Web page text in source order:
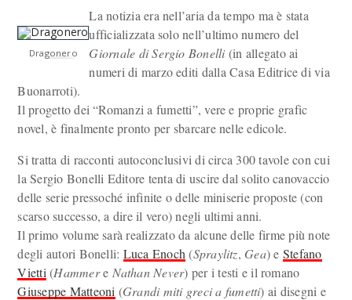
Dragonero
La notizia era nell’aria da tempo ma è stata
ufficializzata solo nell’ultimo numero del
Giornale di Sergio Bonelli(in allegato ai
numeri di marzo editi dalla Casa Editrice di via
Buonarroti).
Il progetto dei “Romanzi a fumetti”, vere e proprie grafic
novel, è finalmente pronto per sbarcare nelle edicole.
Si tratta di racconti autoconclusivi di circa 300 tavole con cui
la Sergio Bonelli Editore tenta di uscire dal solito canovaccio
delle serie pressoché infinite o delle miniserie proposte (con
scarso successo, a dire il vero) negli ultimi anni.
Il primo volume sarà realizzato da alcune delle firme più note
degli autori Bonelli: Luca Enoch (Spraylitz, Gea) e Stefano
Vietti (Hammere Nathan Never) per i testi e il romano
Giuseppe Matteoni (Grandi miti greci a fumetti) ai disegni e